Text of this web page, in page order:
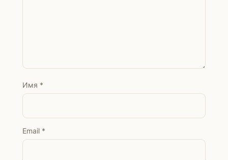
Имя *
Email *